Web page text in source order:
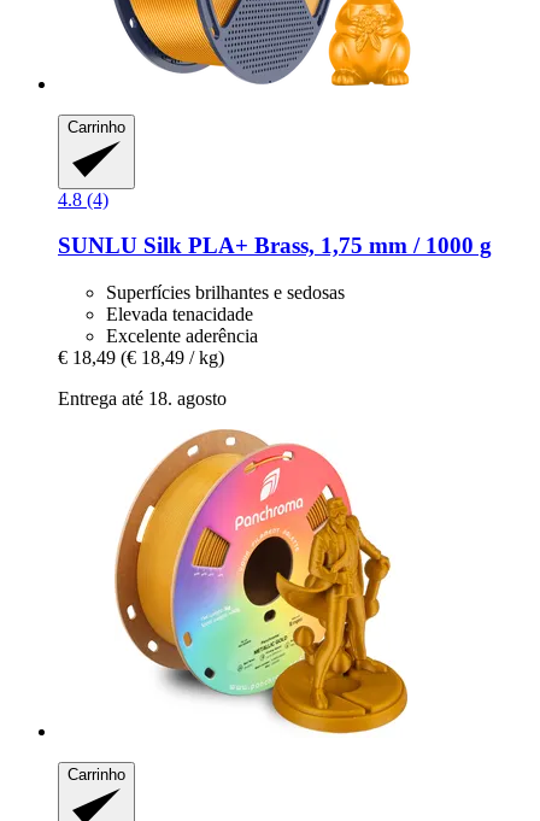
Carrinho
4.8 (4)
SUNLU Silk PLA+ Brass, 1,75 mm / 1000 g
Superfícies brilhantes e sedosas
Elevada tenacidade
Excelente aderência
€ 18,49 (€ 18,49 / kg)
Entrega até 18. agosto
Carrinho